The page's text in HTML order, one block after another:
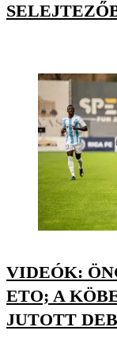
VIDEÓK:
ETO; A
JUTOTT